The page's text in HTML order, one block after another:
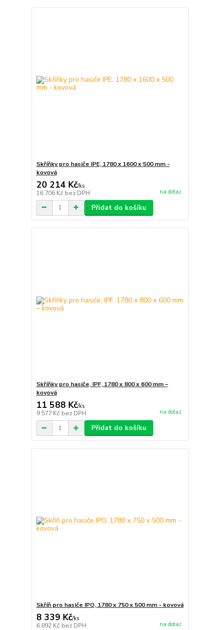
Skříňky pro hasiče IPE, 1780 x 1600 x 500 mm -
kovová
20 214 Kč/ks
16 706 Kč bez DPH na dotaz
Přidat do košíku
Skříňky pro hasiče, IPF, 1780 x 800 x 600 mm –
kovová
11 588 Kč/ks
9 577 Kč bez DPH na dotaz
Přidat do košíku
Skříň pro hasiče IPO, 1780 x 750 x 500 mm - kovová
8 339 Kč/ks
6 892 Kč bez DPH na dotaz